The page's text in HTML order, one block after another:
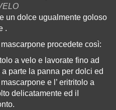
un dolce ugualmente goloso
.
procedete così:
a velo e lavorate fino ad
parte la panna per dolci ed
e l’ eritritolo a
delicatamente ed iI